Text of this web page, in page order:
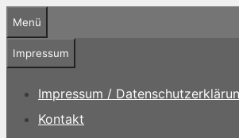
Zum
Inhalt
springen
Menü
Impressum
Impressum /
Kontakt